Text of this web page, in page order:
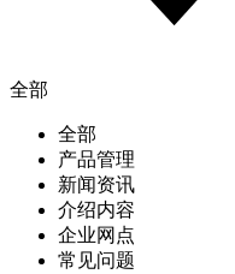
全部
全部
产品管理
新闻资讯
介绍内容
企业网点
常见问题